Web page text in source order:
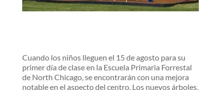
Cuando los niños lleguen el 15 de agosto para su
primer día de clase en la Escuela Primaria Forrestal
de North Chicago, se encontrarán con una mejora
notable en el aspecto del centro. Los nuevos árboles,